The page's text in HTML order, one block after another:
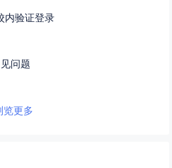
内验证登录
问题
览更多